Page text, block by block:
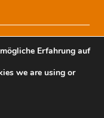
Trademark of Herbst
Erfahrung auf
we are using or